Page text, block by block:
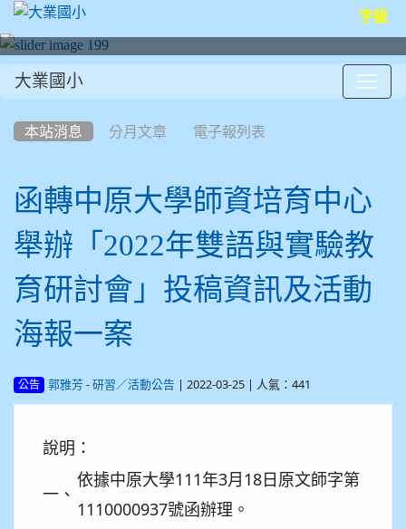
字級
大業國小
本站消息 分月文章 電子報列表
函轉中原大學師資培育中心
舉辦「2022年雙語與實驗教
育研討會」投稿資訊及活動
海報一案
公告 郭雅芳 - 研習／活動公告 | 2022-03-25 | 人氣：441
說明：
一、
依據中原大學111年3月18日原文師字第
1110000937號函辦理。